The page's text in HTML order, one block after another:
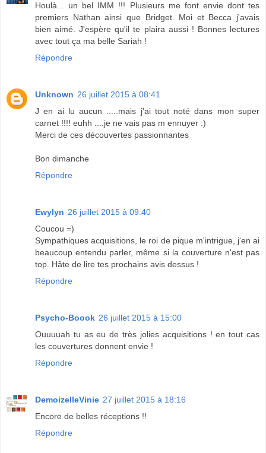
Houlà... un bel IMM !!! Plusieurs me font envie dont tes
premiers Nathan ainsi que Bridget. Moi et Becca j'avais
bien aimé. J'espère qu'il te plaira aussi ! Bonnes lectures
avec tout ça ma belle Sariah !
Répondre
Unknown 26 juillet 2015 à 08:41
J en ai lu aucun .....mais j'ai tout noté dans mon super
carnet !!!! euhh ....je ne vais pas m ennuyer :)
Merci de ces découvertes passionnantes
Bon dimanche
Répondre
Ewylyn 26 juillet 2015 à 09:40
Coucou =)
Sympathiques acquisitions, le roi de pique m'intrigue, j'en ai
beaucoup entendu parler, même si la couverture n'est pas
top. Hâte de lire tes prochains avis dessus !
Répondre
Psycho-Boook 26 juillet 2015 à 15:00
Ouuuuah tu as eu de très jolies acquisitions ! en tout cas
les couvertures donnent envie !
Répondre
DemoizelleVinie 27 juillet 2015 à 18:16
Encore de belles réceptions !!
Répondre